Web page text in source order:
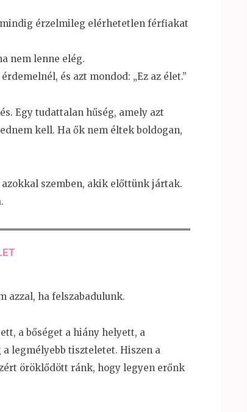
érzelmileg elérhetetlen férfiakat
nem lenne elég.
és azt mondod: „Ez az élet.”
Egy tudattalan hűség, amely azt
kell. Ha ők nem éltek boldogan,
szemben, akik előttünk jártak.
azzal, ha felszabadulunk.
a bőséget a hiány helyett, a
legmélyebb tiszteletet. Hiszen a
öröklődött ránk, hogy legyen erőnk